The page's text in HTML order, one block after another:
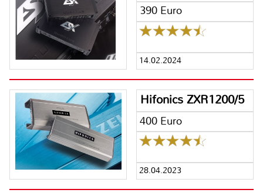
390 Euro
14.02.2024
Hifonics ZXR1200/5
400 Euro
28.04.2023